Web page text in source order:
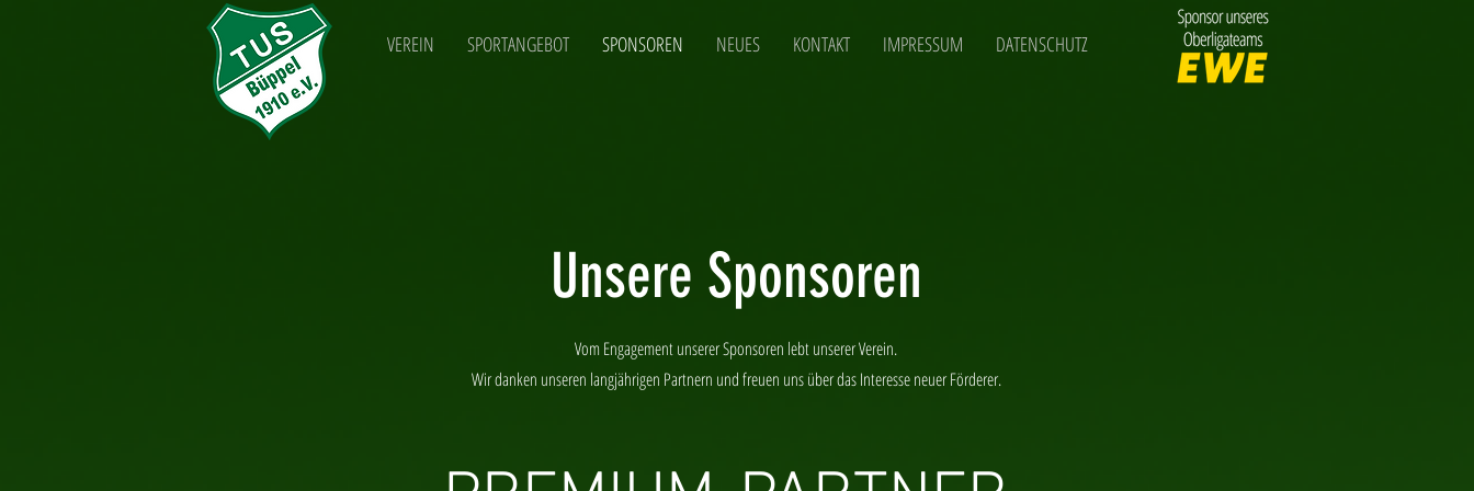
VEREIN SPORTANGEBOT SPONSOREN NEUES KONTAKT IMPRESSUM DATENSCHUTZ
Unsere Sponsoren
Vom Engagement unserer Sponsoren lebt unserer Verein.
Wir danken unseren langjährigen Partnern und freuen uns über das Interesse neuer Förderer.